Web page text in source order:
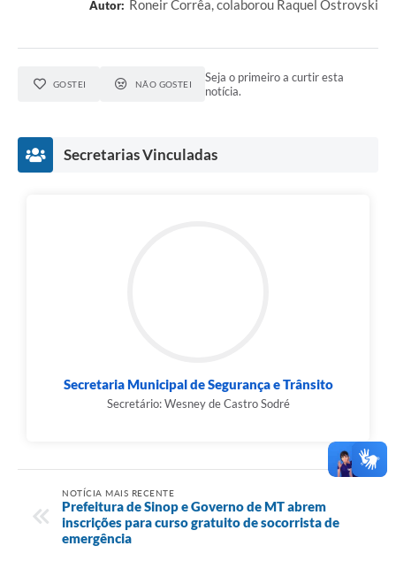
Autor: Roneir Corrêa, colaborou Raquel Ostrovski
GOSTEI NÃO GOSTEI
Seja o primeiro a curtir esta
notícia.
Secretarias Vinculadas
Secretaria Municipal de Segurança e Trânsito
Secretário: Wesney de Castro Sodré
NOTÍCIA MAIS RECENTE
Prefeitura de Sinop e Governo de MT abrem
inscrições para curso gratuito de socorrista de
emergência